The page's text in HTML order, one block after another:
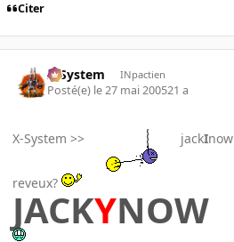
Citer
X-System INpactien
Posté(e) le 27 mai 200521 a
X-System >> jackInow
reveux?
JACKYNOW